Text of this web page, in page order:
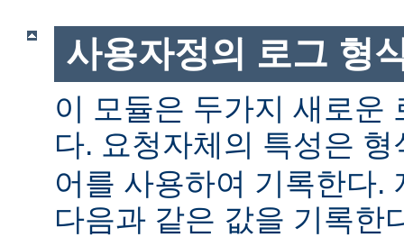
사용자정의 로그 형
이 모듈은 두가지 새로운
다. 요청자체의 특성은
어를 사용하여 기록한다.
다음과 같은 값을 기록한